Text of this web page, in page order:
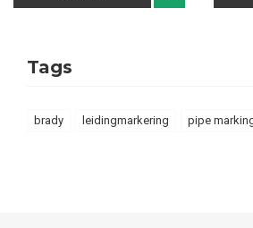
Tags
brady leidingmarkering pipe